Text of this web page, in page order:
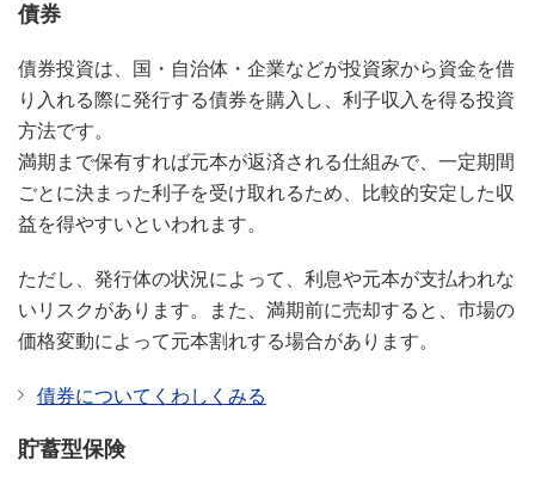
債券
債券投資は、国・自治体・企業などが投資家から資金を借
り入れる際に発行する債券を購入し、利子収入を得る投資
方法です。
満期まで保有すれば元本が返済される仕組みで、一定期間
ごとに決まった利子を受け取れるため、比較的安定した収
益を得やすいといわれます。
ただし、発行体の状況によって、利息や元本が支払われな
いリスクがあります。また、満期前に売却すると、市場の
価格変動によって元本割れする場合があります。
債券についてくわしくみる
貯蓄型保険